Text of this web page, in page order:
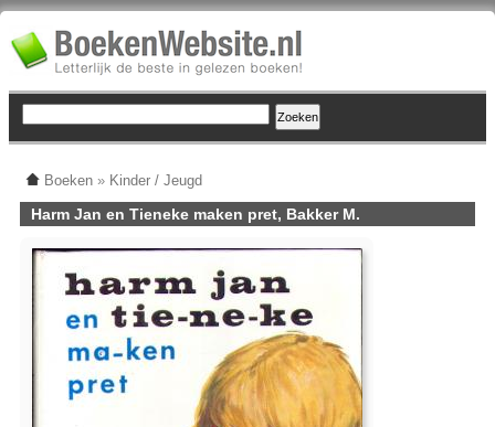
Boeken » Kinder / Jeugd
Harm Jan en Tieneke maken pret, Bakker M.